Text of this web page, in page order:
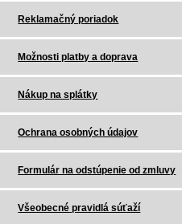
Reklamačný poriadok
Možnosti platby a doprava
Nákup na splátky
Ochrana osobných údajov
Formulár na odstúpenie od zmluvy
Všeobecné pravidlá súťaží